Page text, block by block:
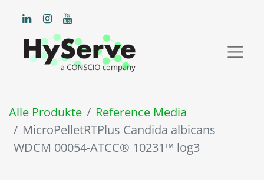
Alle Produkte
Reference Media
MicroPelletRTPlus Candida albicans
WDCM 00054-ATCC® 10231™ log3